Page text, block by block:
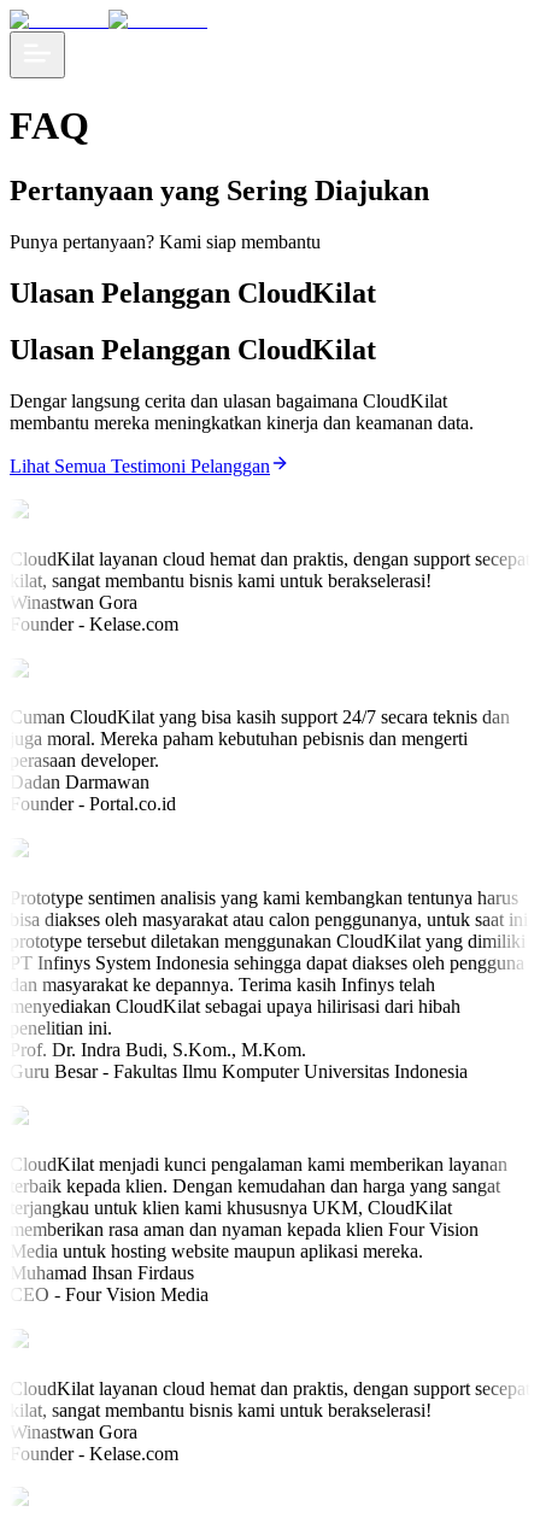
FAQ
Pertanyaan yang Sering Diajukan
Punya pertanyaan? Kami siap membantu
Ulasan Pelanggan CloudKilat
Ulasan Pelanggan CloudKilat
Dengar langsung cerita dan ulasan bagaimana CloudKilat
membantu mereka meningkatkan kinerja dan keamanan data.
Lihat Semua Testimoni Pelanggan
CloudKilat layanan cloud hemat dan praktis, dengan support secepat
kilat, sangat membantu bisnis kami untuk berakselerasi!
Winastwan Gora
Founder - Kelase.com
Cuman CloudKilat yang bisa kasih support 24/7 secara teknis dan
juga moral. Mereka paham kebutuhan pebisnis dan mengerti
perasaan developer.
Dadan Darmawan
Founder - Portal.co.id
Prototype sentimen analisis yang kami kembangkan tentunya harus
bisa diakses oleh masyarakat atau calon penggunanya, untuk saat ini
prototype tersebut diletakan menggunakan CloudKilat yang dimiliki
PT Infinys System Indonesia sehingga dapat diakses oleh pengguna
dan masyarakat ke depannya. Terima kasih Infinys telah
menyediakan CloudKilat sebagai upaya hilirisasi dari hibah
penelitian ini.
Prof. Dr. Indra Budi, S.Kom., M.Kom.
Guru Besar - Fakultas Ilmu Komputer Universitas Indonesia
CloudKilat menjadi kunci pengalaman kami memberikan layanan
terbaik kepada klien. Dengan kemudahan dan harga yang sangat
terjangkau untuk klien kami khususnya UKM, CloudKilat
memberikan rasa aman dan nyaman kepada klien Four Vision
Media untuk hosting website maupun aplikasi mereka.
Muhamad Ihsan Firdaus
CEO - Four Vision Media
CloudKilat layanan cloud hemat dan praktis, dengan support secepat
kilat, sangat membantu bisnis kami untuk berakselerasi!
Winastwan Gora
Founder - Kelase.com